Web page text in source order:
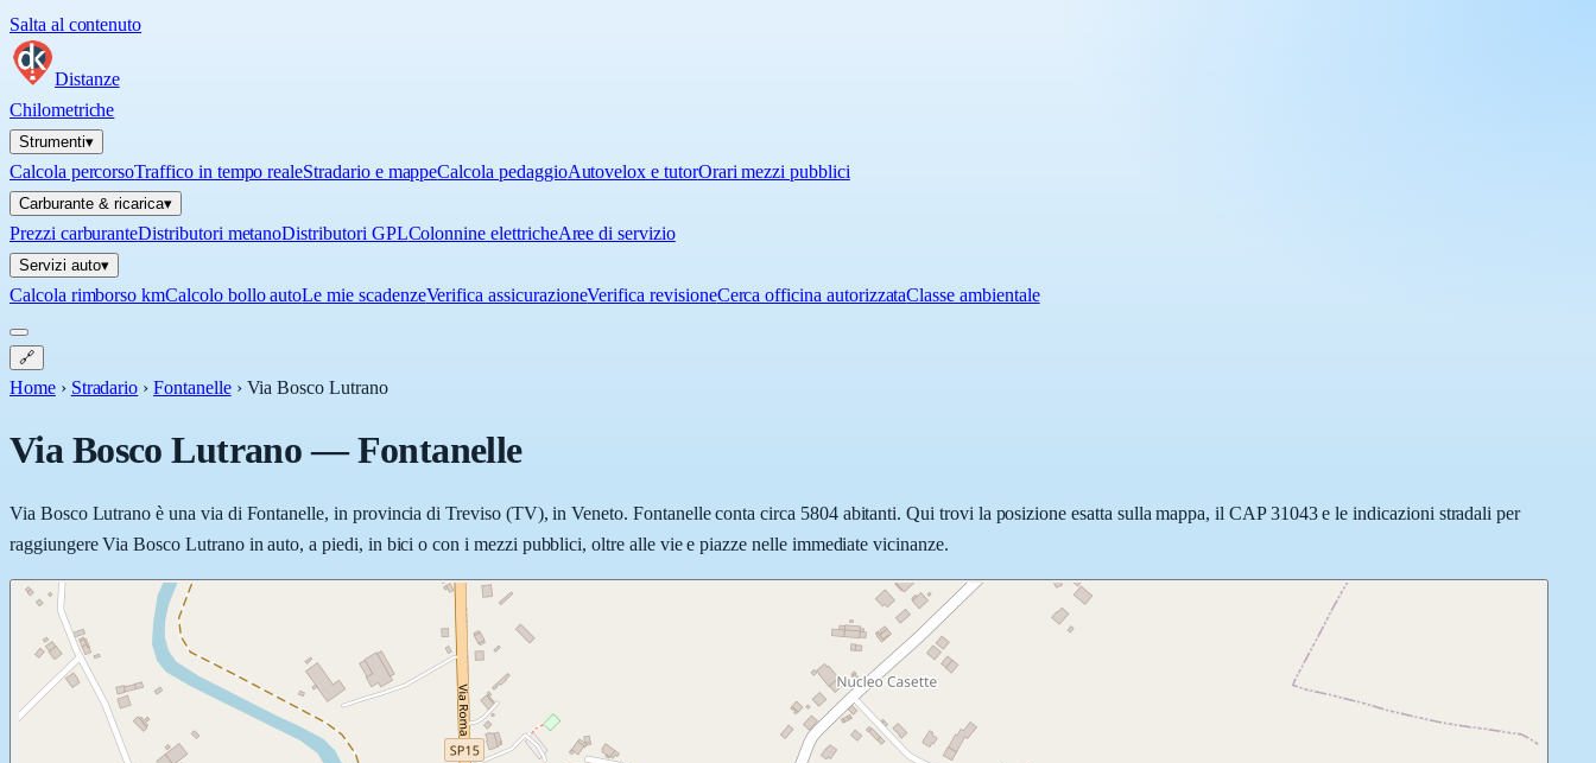
Salta al contenuto
Distanze
Chilometriche
Strumenti▾
Calcola percorsoTraffico in tempo realeStradario e mappeCalcola pedaggioAutovelox e tutorOrari mezzi pubblici
Carburante & ricarica▾
Prezzi carburanteDistributori metanoDistributori GPLColonnine elettricheAree di servizio
Servizi auto▾
Calcola rimborso kmCalcolo bollo autoLe mie scadenzeVerifica assicurazioneVerifica revisioneCerca officina autorizzataClasse ambientale
🔗
Home › Stradario › Fontanelle › Via Bosco Lutrano
Via Bosco Lutrano—Fontanelle
Via Bosco Lutrano è una via di Fontanelle, in provincia di Treviso (TV), in Veneto. Fontanelle conta circa 5804 abitanti. Qui trovi la posizione esatta sulla mappa, il CAP 31043 e le indicazioni stradali per
raggiungere Via Bosco Lutrano in auto, a piedi, in bici o con i mezzi pubblici, oltre alle vie e piazze nelle immediate vicinanze.